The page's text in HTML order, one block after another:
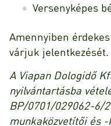
Versenyképes
Amennyiben
várjuk jelentkezését.
A Viapan Dologidő
nyilvántartásba
BP/0701/029062-6/
munkaközvetítői és